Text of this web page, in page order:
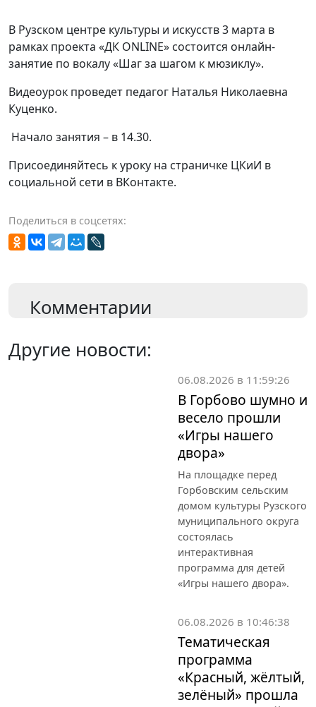
В Рузском центре культуры и искусств 3 марта в
рамках проекта «ДК ONLINЕ» состоится онлайн-
занятие по вокалу «Шаг за шагом к мюзиклу».
Видеоурок проведет педагог Наталья Николаевна
Куценко.
Начало занятия – в 14.30.
Присоединяйтесь к уроку на страничке ЦКиИ в
социальной сети в ВКонтакте.
Поделиться в соцсетях:
Комментарии
Другие новости:
06.08.2026 в 11:59:26
В Горбово шумно и
весело прошли
«Игры нашего
двора»
На площадке перед
Горбовским сельским
домом культуры Рузского
муниципального округа
состоялась
интерактивная
программа для детей
«Игры нашего двора».
06.08.2026 в 10:46:38
Тематическая
программа
«Красный, жёлтый,
зелёный» прошла